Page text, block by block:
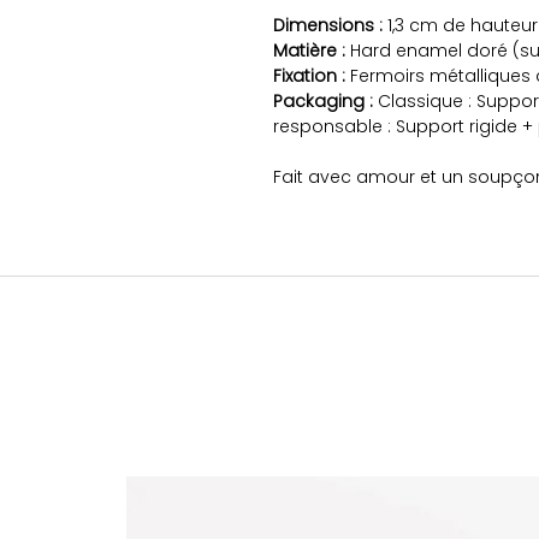
Dimensions : 1,3 cm de hauteur
Matière : Hard enamel doré
Fixation : Fermoirs métalliques
Packaging : Classique :
responsable : Support rigide
Fait avec amour et un